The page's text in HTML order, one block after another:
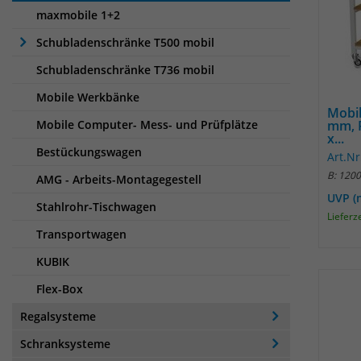
maxmobile 1+2
Schubladenschränke T500 mobil
Schubladenschränke T736 mobil
Mobile Werkbänke
Mobile Computer- Mess- und Prüfplätze
Bestückungswagen
AMG - Arbeits-Montagegestell
Stahlrohr-Tischwagen
Transportwagen
KUBIK
Flex-Box
Regalsysteme
Schranksysteme
mm,
x...
B:
UVP